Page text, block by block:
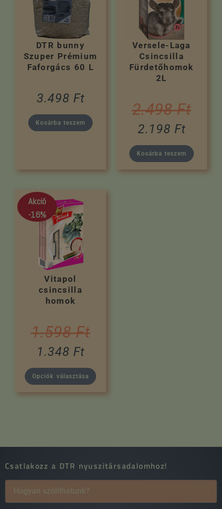
DTR bunny
Szuper Prémium
Faforgács 60 L
3.498 Ft
Kosárba teszem
Versele-Laga
Csincsilla
Fürdetőhomok
2L
2.498Ft
2.198 Ft
Kosárba teszem
Akció
-16%
Vitapol
csincsilla
homok
1.598Ft
1.348 Ft
Opciók választása
Csatlakozz a DTR nyuszitársadalomhoz!